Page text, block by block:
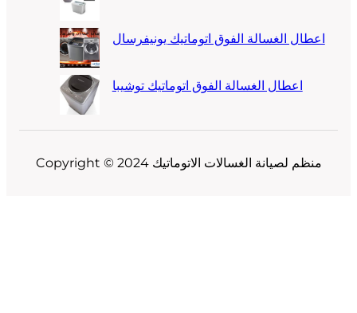
اعطال الغسالة الفوق اتوماتيك يونيفرسال
اعطال الغسالة الفوق اتوماتيك توشيبا
Copyright © 2024 منظم لصيانة الغسالات الاتوماتيك